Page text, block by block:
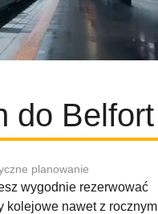
do Belfort
planowanie
wygodnie rezerwować
kolejowe nawet z rocznym